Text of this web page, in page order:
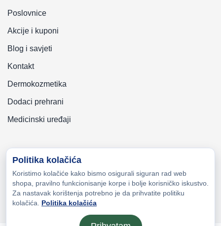
Poslovnice
Akcije i kuponi
Blog i savjeti
Kontakt
Dermokozmetika
Dodaci prehrani
Medicinski uređaji
Copyright © 2026 Zeni-Lijek Apoteka. Sva prava zadržana
Politika kolačića
Koristimo kolačiće kako bismo osigurali siguran rad web
shopa, pravilno funkcionisanje korpe i bolje korisničko iskustvo.
Za nastavak korištenja potrebno je da prihvatite politiku
kolačića. Politika kolačića